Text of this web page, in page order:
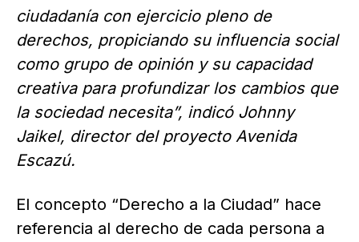
ciudadanía con ejercicio pleno de
derechos, propiciando su influencia social
como grupo de opinión y su capacidad
creativa para profundizar los cambios que
la sociedad necesita”, indicó Johnny
Jaikel, director del proyecto Avenida
Escazú.
El concepto “Derecho a la Ciudad” hace
referencia al derecho de cada persona a